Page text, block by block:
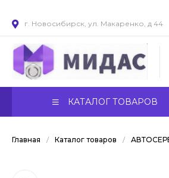
г. Новосибирск, ул. Макаренко, д 44
КАТАЛОГ ТОВАРОВ
Главная / Каталог товаров /